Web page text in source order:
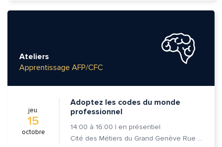
Ateliers
Apprentissage AFP/CFC
jeu.
15
octobre
Adoptez les codes du monde
professionnel
14:00 à 16:00 | en présentiel
Cité des Métiers du Grand Genève Rue Prévost-Martin 6 1205 Genève